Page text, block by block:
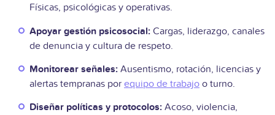
Físicas, psicológicas y operativas.
Apoyar gestión psicosocial: Cargas, liderazgo, canales
de denuncia y cultura de respeto.
Monitorear señales: Ausentismo, rotación, licencias y
alertas tempranas por equipo de trabajo o turno.
Diseñar políticas y protocolos: Acoso, violencia,